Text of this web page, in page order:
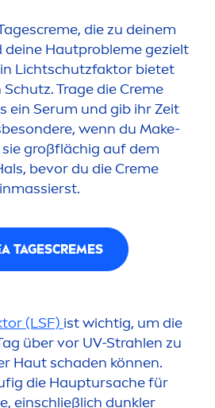
creme, die zu deinem
Hautprobleme gezielt
Lichtschutzfaktor bietet
Trage die Creme
ein Serum und gib ihr Zeit
wenn du Make-
großflächig auf dem
bevor du die Creme
TAGESCREMES
(LSF) ist wichtig, um die
über vor UV-Strahlen zu
Haut schaden können.
die Hauptursache für
einschließlich dunkler